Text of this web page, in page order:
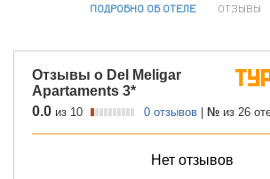
ПОДРОБНО ОБ ОТЕЛЕ ОТЗЫВЫ